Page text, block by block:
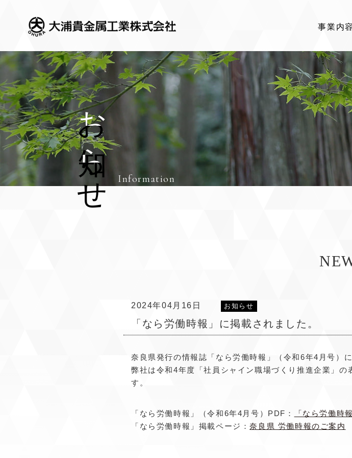
事業内容
お
知
ら
せ
Information
2024年04月16日 お知らせ
「なら労働時報」に掲載されました。
奈良県発行の情報誌「なら労働時報」（令和6年4月号）
弊社は令和4年度「社員シャイン職場づくり推進企業」
す。
「なら労働時報」（令和6年4月号）PDF：
「なら労働時
「なら労働時報」掲載ページ：奈良県 労働時報のご案内